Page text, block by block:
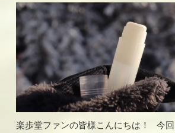
楽歩堂ファンの皆様こんにちは！ 今回